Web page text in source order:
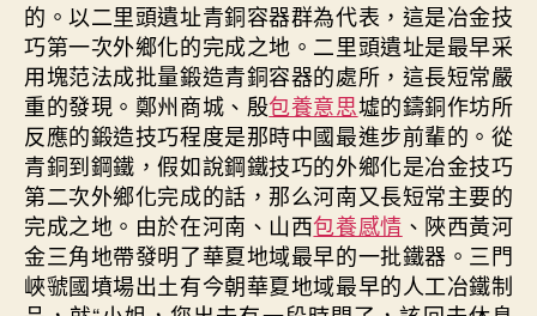
的。以二里頭遺址青銅容器群為代表，這是冶金技
巧第一次外鄉化的完成之地。二里頭遺址是最早采
用塊范法成批量鍛造青銅容器的處所，這長短常嚴
重的發現。鄭州商城、殷包養意思墟的鑄銅作坊所
反應的鍛造技巧程度是那時中國最進步前輩的。從
青銅到鋼鐵，假如說鋼鐵技巧的外鄉化是冶金技巧
第二次外鄉化完成的話，那么河南又長短常主要的
完成之地。由於在河南、山西包養感情 、陜西黃河
金三角地帶發明了華夏地域最早的一批鐵器。三門
峽虢國墳場出土有今朝華夏地域最早的人工冶鐵制